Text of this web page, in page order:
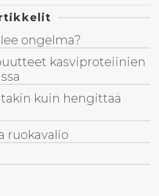
ongelma?
kasviproteiinien
kuin hengittää
ruokavalio